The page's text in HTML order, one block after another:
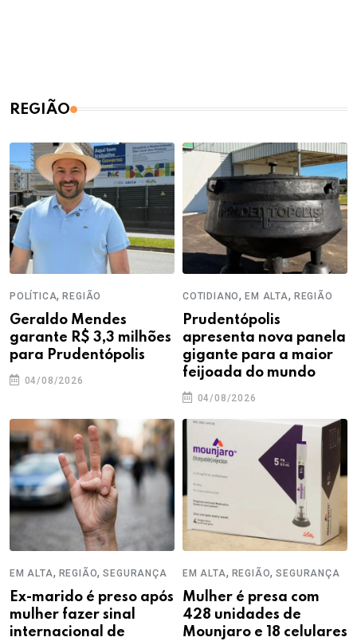
REGIÃO
POLÍTICA,REGIÃO
Geraldo Mendes
garante R$ 3,3 milhões
para Prudentópolis
04/08/2026
COTIDIANO,EM ALTA, REGIÃO
Prudentópolis
apresenta nova panela
gigante para a maior
feijoada do mundo
04/08/2026
EM ALTA, REGIÃO,SEGURANÇA
Ex-marido é preso após
mulher fazer sinal
internacional de
EM ALTA, REGIÃO,SEGURANÇA
Mulher é presa com
428 unidades de
Mounjaro e 18 celulares